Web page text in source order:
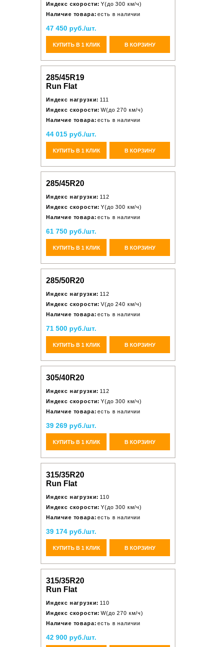
Индекс скорости: Y(до 300 км/ч)
Наличие товара: есть в наличии
47 450 руб./шт.
КУПИТЬ В 1 КЛИК В КОРЗИНУ
285/45R19
Run Flat
Индекс нагрузки: 111
Индекс скорости: W(до 270 км/ч)
Наличие товара: есть в наличии
44 015 руб./шт.
КУПИТЬ В 1 КЛИК В КОРЗИНУ
285/45R20
Индекс нагрузки: 112
Индекс скорости: Y(до 300 км/ч)
Наличие товара: есть в наличии
61 750 руб./шт.
КУПИТЬ В 1 КЛИК В КОРЗИНУ
285/50R20
Индекс нагрузки: 112
Индекс скорости: V(до 240 км/ч)
Наличие товара: есть в наличии
71 500 руб./шт.
КУПИТЬ В 1 КЛИК В КОРЗИНУ
305/40R20
Индекс нагрузки: 112
Индекс скорости: Y(до 300 км/ч)
Наличие товара: есть в наличии
39 269 руб./шт.
КУПИТЬ В 1 КЛИК В КОРЗИНУ
315/35R20
Run Flat
Индекс нагрузки: 110
Индекс скорости: Y(до 300 км/ч)
Наличие товара: есть в наличии
39 174 руб./шт.
КУПИТЬ В 1 КЛИК В КОРЗИНУ
315/35R20
Run Flat
Индекс нагрузки: 110
Индекс скорости: W(до 270 км/ч)
Наличие товара: есть в наличии
42 900 руб./шт.